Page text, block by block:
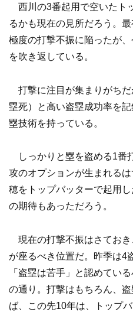
西川の3番起用で空いたト
るかも現在の見所だろう。
極度の打撃不振に陥ったが
を吹き返している。
打撃に注目が集まりがち
塁死）と高い盗塁成功率を
塁技術を持っている。
しっかりと塁を盗める1番
攻のオプションが生まれる
穂をトップバッターで起用
の期待もあっただろう。
現在の打撃不振はさてお
が座るべき位置だ。昨季は4
「盗塁は苦手」と認めてい
の通り。打撃はもちろん、
ば、この先10年は、トップ